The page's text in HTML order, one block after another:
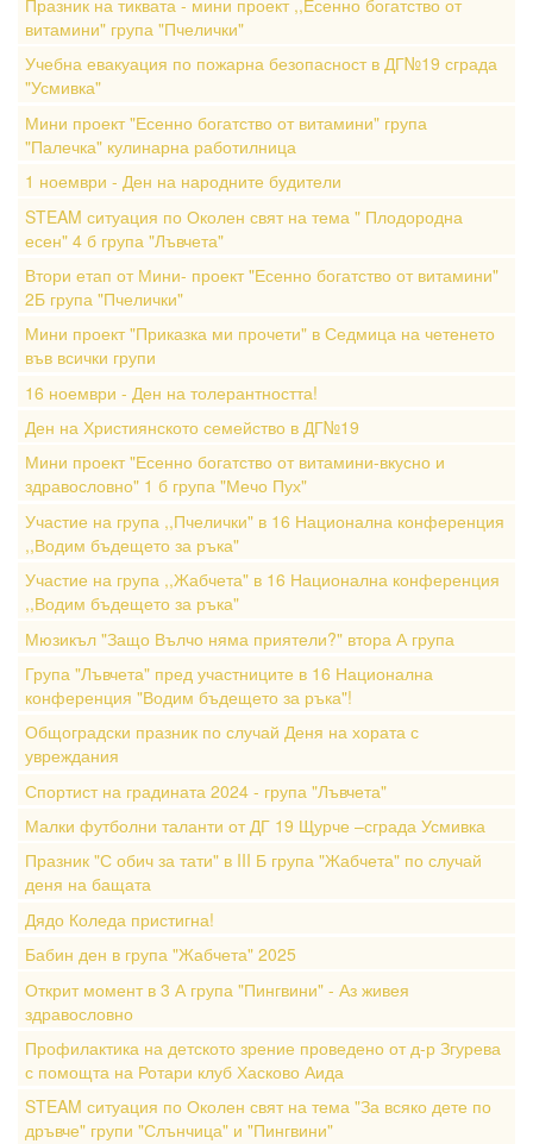
Празник на тиквата - мини проект ,,Есенно богатство от
витамини" група "Пчелички"
Учебна евакуация по пожарна безопасност в ДГ№19 сграда
"Усмивка"
Мини проект "Есенно богатство от витамини" група
"Палечка" кулинарна работилница
1 ноември - Ден на народните будители
STEAM ситуация по Околен свят на тема " Плодородна
есен" 4 б група "Лъвчета"
Втори етап от Мини- проект "Есенно богатство от витамини"
2Б група "Пчелички"
Мини проект "Приказка ми прочети" в Седмица на четенето
във всички групи
16 ноември - Ден на толерантността!
Ден на Християнското семейство в ДГ№19
Мини проект "Есенно богатство от витамини-вкусно и
здравословно" 1 б група "Мечо Пух"
Участие на група ,,Пчелички" в 16 Национална конференция
,,Водим бъдещето за ръка"
Участие на група ,,Жабчета" в 16 Национална конференция
,,Водим бъдещето за ръка"
Мюзикъл "Защо Вълчо няма приятели?" втора А група
Група "Лъвчета" пред участниците в 16 Национална
конференция "Водим бъдещето за ръка"!
Общоградски празник по случай Деня на хората с
увреждания
Спортист на градината 2024 - група "Лъвчета"
Малки футболни таланти от ДГ 19 Щурче –сграда Усмивка
Празник "С обич за тати" в III Б група "Жабчета" по случай
деня на бащата
Дядо Коледа пристигна!
Бабин ден в група "Жабчета" 2025
Открит момент в 3 А група "Пингвини" - Аз живея
здравословно
Профилактика на детското зрение проведено от д-р Згурева
с помощта на Ротари клуб Хасково Аида
STEAM ситуация по Околен свят на тема "За всяко дете по
дръвче" групи "Слънчица" и "Пингвини"